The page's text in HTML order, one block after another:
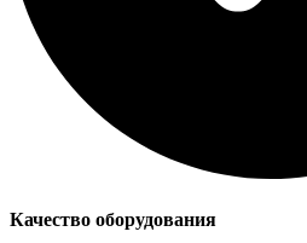
Качество оборудования